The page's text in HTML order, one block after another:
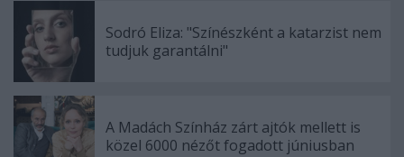
Sodró Eliza: "Színészként a katarzist nem
tudjuk garantálni"
A Madách Színház zárt ajtók mellett is
közel 6000 nézőt fogadott júniusban